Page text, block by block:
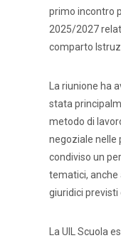
primo incontro
2025/2027
comparto
La riunione ha
stata
metodo di
negoziale nelle
condiviso un
tematici, anche
giuridici previsti
La UIL Scuola